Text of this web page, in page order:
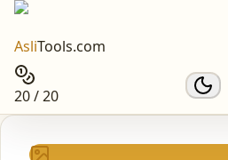
AsliTools.com
20 / 20